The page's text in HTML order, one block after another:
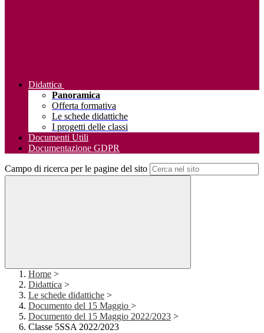
Didattica
Panoramica
Offerta formativa
Le schede didattiche
I progetti delle classi
Documenti Utili
Documentazione GDPR
Campo di ricerca per le pagine del sito
Home >
Didattica >
Le schede didattiche >
Documento del 15 Maggio >
Documento del 15 Maggio 2022/2023 >
Classe 5SSA 2022/2023